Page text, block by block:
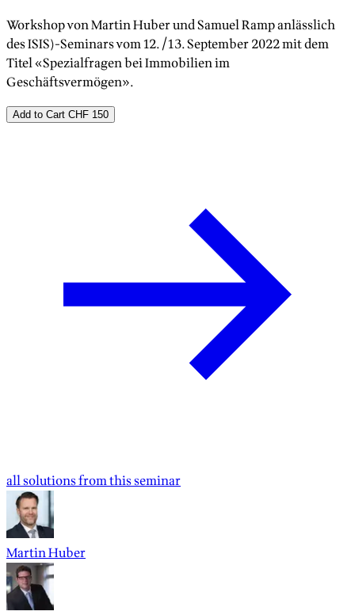
Workshop von Martin Huber und Samuel Ramp anlässlich
des ISIS)-Seminars vom 12./13. September 2022 mit dem
Titel «Spezialfragen bei Immobilien im
Geschäftsvermögen».
Add to Cart CHF 150
all solutions from this seminar
Martin Huber